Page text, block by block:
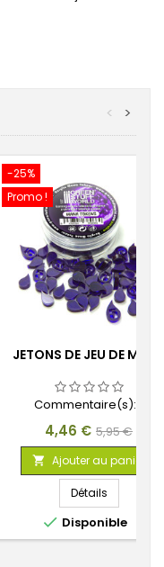
>
<
-25%
Promo !
JETONS DE JEU DE
Commentaire(s):
Prix
4,46 € Prix
de
base
5,95 €
 Ajouter au panier
Détails
 Disponible